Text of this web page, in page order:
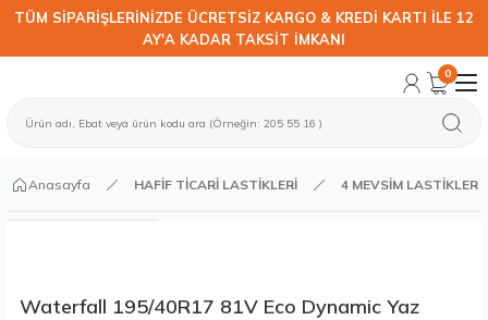
TÜM SİPARİŞLERİNİZDE ÜCRETSİZ KARGO & KREDİ KARTI İLE 12
AY'A KADAR TAKSİT İMKANI
0
Anasayfa HAFİF TİCARİ LASTİKLERİ 4 MEVSİM LASTİKLER
Waterfall 195/40R17 81V Eco Dynamic Yaz